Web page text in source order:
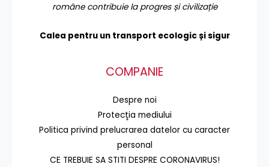
române contribuie la progres și civilizație
Calea pentru un transport ecologic și sigur
COMPANIE
Despre noi
Protecţia mediului
Politica privind prelucrarea datelor cu caracter
personal
CE TREBUIE SA STITI DESPRE CORONAVIRUS!